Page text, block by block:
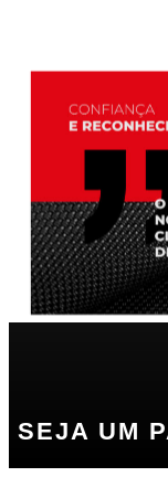
SEJA UM